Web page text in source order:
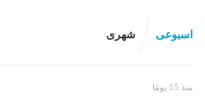
اسبوعى شهرى
منذ 15 يومًا